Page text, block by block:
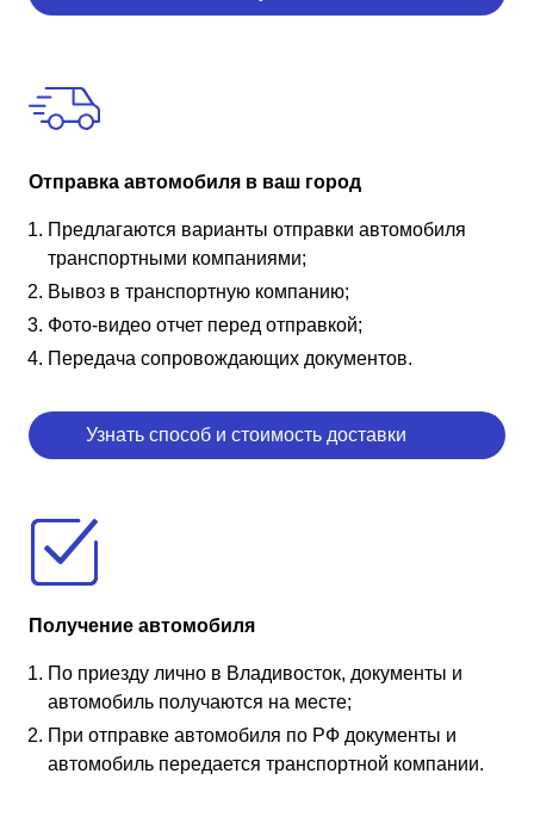
Отправка автомобиля в ваш город
Предлагаются варианты отправки автомобиля
транспортными компаниями;
Вывоз в транспортную компанию;
Фото-видео отчет перед отправкой;
Передача сопровождающих документов.
Узнать способ и стоимость доставки
Получение автомобиля
По приезду лично в Владивосток, документы и
автомобиль получаются на месте;
При отправке автомобиля по РФ документы и
автомобиль передается транспортной компании.